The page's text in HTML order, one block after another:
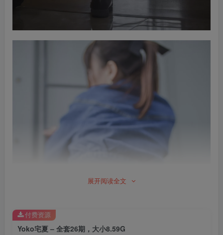
展开阅读全文
Yoko宅夏 – 全套26期，大小8.59G
付费资源